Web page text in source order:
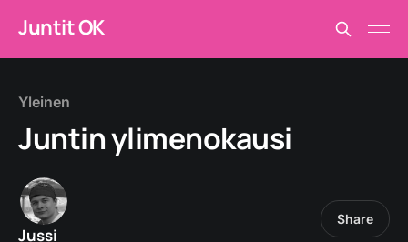
Juntit OK
Yleinen
Juntin ylimenokausi
Jussi
Share